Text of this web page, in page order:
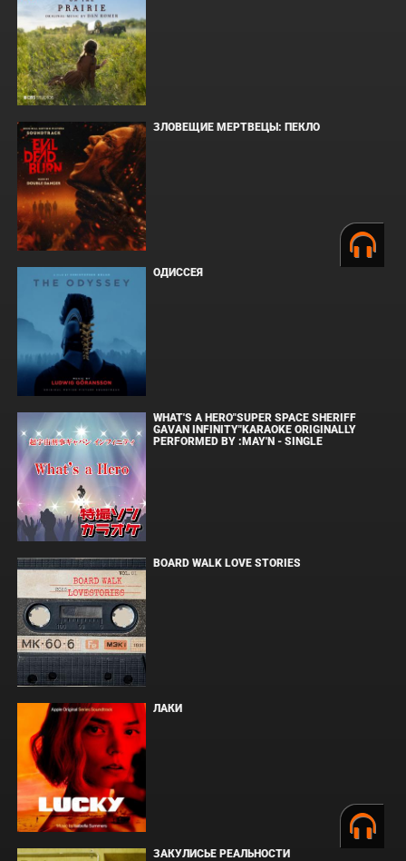
ЗЛОВЕЩИЕ МЕРТВЕЦЫ: ПЕКЛО
ОДИССЕЯ
WHAT'S A HERO"SUPER SPACE SHERIFF
GAVAN INFINITY"KARAOKE ORIGINALLY
PERFORMED BY :MAY'N - SINGLE
BOARD WALK LOVE STORIES
ЛАКИ
ЗАКУЛИСЬЕ РЕАЛЬНОСТИ